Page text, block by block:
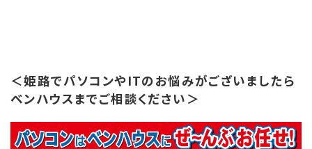
＜姫路でパソコンやITのお悩みがございましたら
ベンハウスまでご相談ください＞